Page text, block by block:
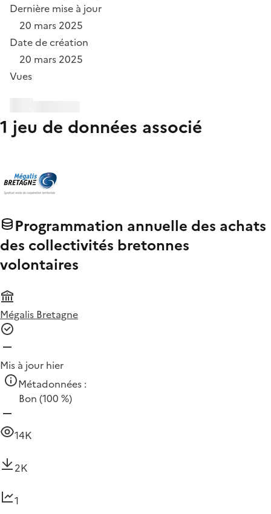
Dernière mise à jour
20 mars 2025
Date de création
20 mars 2025
Vues
1 jeu de données associé
Programmation annuelle des achats
des collectivités bretonnes
volontaires
Mégalis Bretagne
Mis à jour hier
Métadonnées :
Bon (100 %)
14K
2K
1